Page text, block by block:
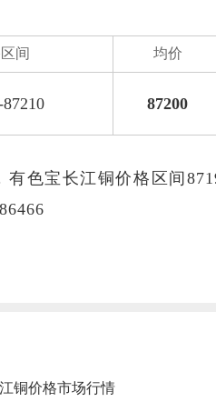
间 均价
87200
有色宝长江铜价格区间
铜价格市场行情